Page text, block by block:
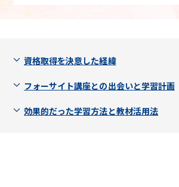
資格取得を決意した経緯
フォーサイト講座との出会いと学習計画
効果的だった学習方法と教材活用法